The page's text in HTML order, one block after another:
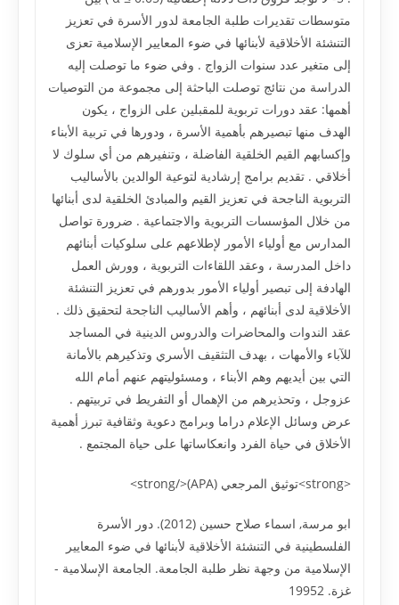
متوسطات تقديرات طلبة الجامعة لدور الأسرة في تعزيز
التنشئة الأخلاقية لأبنائها في ضوء المعايير الإسلامية تعزى
إلى متغير عدد سنوات الزواج . وفي ضوء ما توصلت إليه
الدراسة من نتائج توصلت الباحثة إلى مجموعة من التوصيات
أهمها: عقد دورات تربوية للمقبلين على الزواج ، يكون
الهدف منها تبصيرهم بأهمية الأسرة ، ودورها في تربية الأبناء
وإكسابهم القيم الخلقية الفاضلة ، وتنفيرهم من أي سلوك لا
أخلاقي . تقديم برامج إرشادية لتوعية الوالدين بالأساليب
التربوية الناجحة في تعزيز القيم والمبادئ الخلقية لدى أبنائها
من خلال المؤسسات التربوية والاجتماعية . ضرورة تواصل
المدارس مع أولياء الأمور لإطلاعهم على سلوكيات أبنائهم
داخل المدرسة ، وعقد اللقاءات التربوية ، وورش العمل
الهادفة إلى تبصير أولياء الأمور بدورهم في تعزيز التنشئة
الأخلاقية لدى أبنائهم ، وأهم الأساليب الناجحة لتحقيق ذلك .
عقد الندوات والمحاضرات والدروس الدينية في المساجد
للآباء والأمهات ، بهدف التثقيف الأسري وتذكيرهم بالأمانة
التي بين أيديهم وهم الأبناء ، ومسئوليتهم عنهم أمام الله
عزوجل ، وتحذيرهم من الإهمال أو التفريط في تربيتهم .
عرض وسائل الإعلام دراما وبرامج دعوية وثقافية تبرز أهمية
الأخلاق في حياة الفرد وانعكاساتها على حياة المجتمع .
<strong>توثيق المرجعي (APA)</strong>
ابو مرسة, اسماء صلاح حسين (2012). دور الأسرة
الفلسطينية في التنشئة الأخلاقية لأبنائها في ضوء المعايير
الإسلامية من وجهة نظر طلبة الجامعة. الجامعة الإسلامية -
غزة. 19952